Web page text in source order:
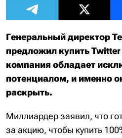
Генеральный директор
предложил купить
компания обладает
потенциалом, и именно
раскрыть.
Миллиардер заявил, что
за акцию, чтобы купить